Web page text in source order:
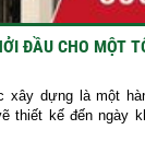
ĐẦU CHO MỘT
xây dựng là một
thiết kế đến ngày